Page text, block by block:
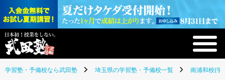
学習塾・予備校なら武田塾 埼玉県の学習塾・予備校一覧 南浦和校(学